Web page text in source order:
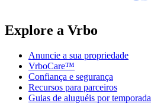
Explore a Vrbo
Anuncie a sua propriedade
VrboCare™
Confiança e segurança
Recursos para parceiros
Guias de aluguéis por temporada